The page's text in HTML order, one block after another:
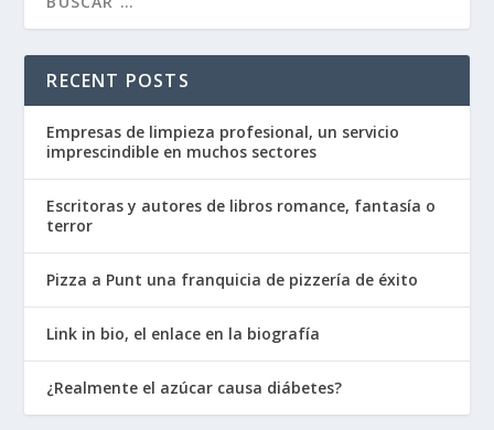
RECENT POSTS
Empresas de limpieza profesional, un servicio
imprescindible en muchos sectores
Escritoras y autores de libros romance, fantasía o
terror
Pizza a Punt una franquicia de pizzería de éxito
Link in bio, el enlace en la biografía
¿Realmente el azúcar causa diábetes?